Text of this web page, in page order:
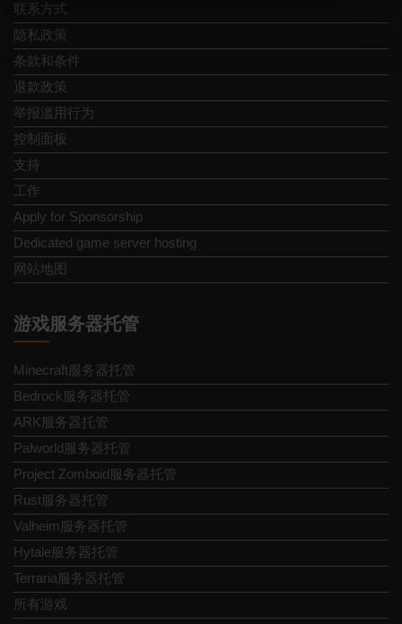
联系方式
隐私政策
条款和条件
退款政策
举报滥用行为
控制面板
支持
工作
Apply for Sponsorship
Dedicated game server hosting
网站地图
游戏服务器托管
Minecraft服务器托管
Bedrock服务器托管
ARK服务器托管
Palworld服务器托管
Project Zomboid服务器托管
Rust服务器托管
Valheim服务器托管
Hytale服务器托管
Terraria服务器托管
所有游戏